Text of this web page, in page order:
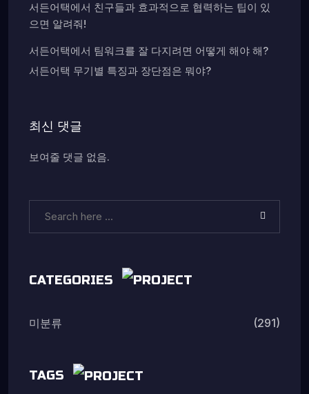
서든어택에서 친구들과 효과적으로 협력하는 팁이 있
으면 알려줘!
서든어택에서 팀워크를 잘 다지려면 어떻게 해야 해?
서든어택 무기별 특징과 장단점은 뭐야?
최신 댓글
보여줄 댓글 없음.
CATEGORIES
미분류 (291)
TAGS